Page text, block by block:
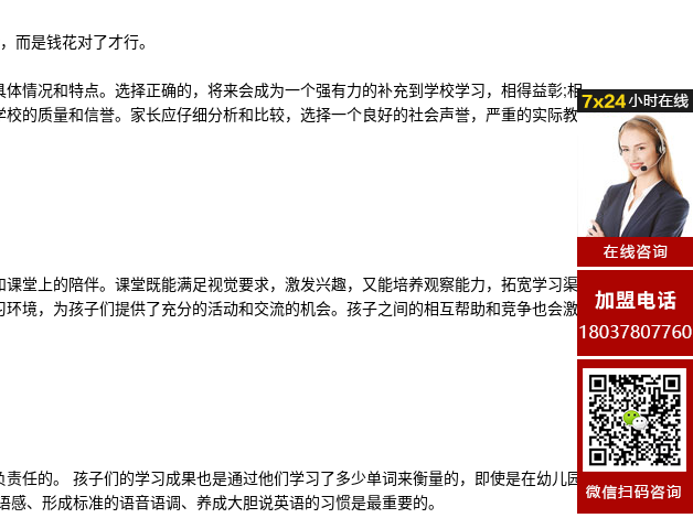
是钱花对了才行。
况和特点。选择正确的，将来会成为一个强有力的补充到学校学习，相得益彰;相
的质量和信誉。家长应仔细分析和比较，选择一个良好的社会声誉，严重的实际教育
上的陪伴。课堂既能满足视觉要求，激发兴趣，又能培养观察能力，拓宽学习渠
境，为孩子们提供了充分的活动和交流的机会。孩子之间的相互帮助和竞争也会激发
的。 孩子们的学习成果也是通过他们学习了多少单词来衡量的，即使是在幼儿园和
、形成标准的语音语调、养成大胆说英语的习惯是最重要的。